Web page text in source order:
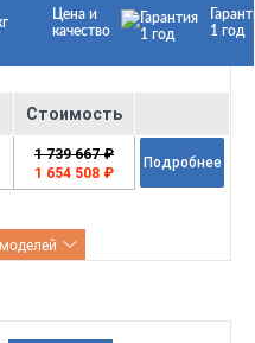
Цена и
качество
1 год
Стоимость
1 739 667 ₽
1 654 508 ₽
Подробнее